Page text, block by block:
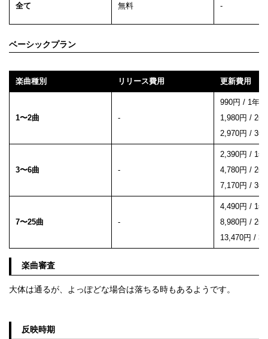
全て 無料 -
ベーシックプラン
楽曲種別 リリース費用 更新費用
1〜2曲 -
990円 / 1年間
1,980円 / 2年
2,970円 / 3年
3〜6曲 -
2,390円 / 1年
4,780円 / 2年
7,170円 / 3年
7〜25曲 -
4,490円 / 1年
8,980円 / 2年
13,470円 / 3
楽曲審査
大体は通るが、よっぽどな場合は落ちる時もあるようです。
反映時期